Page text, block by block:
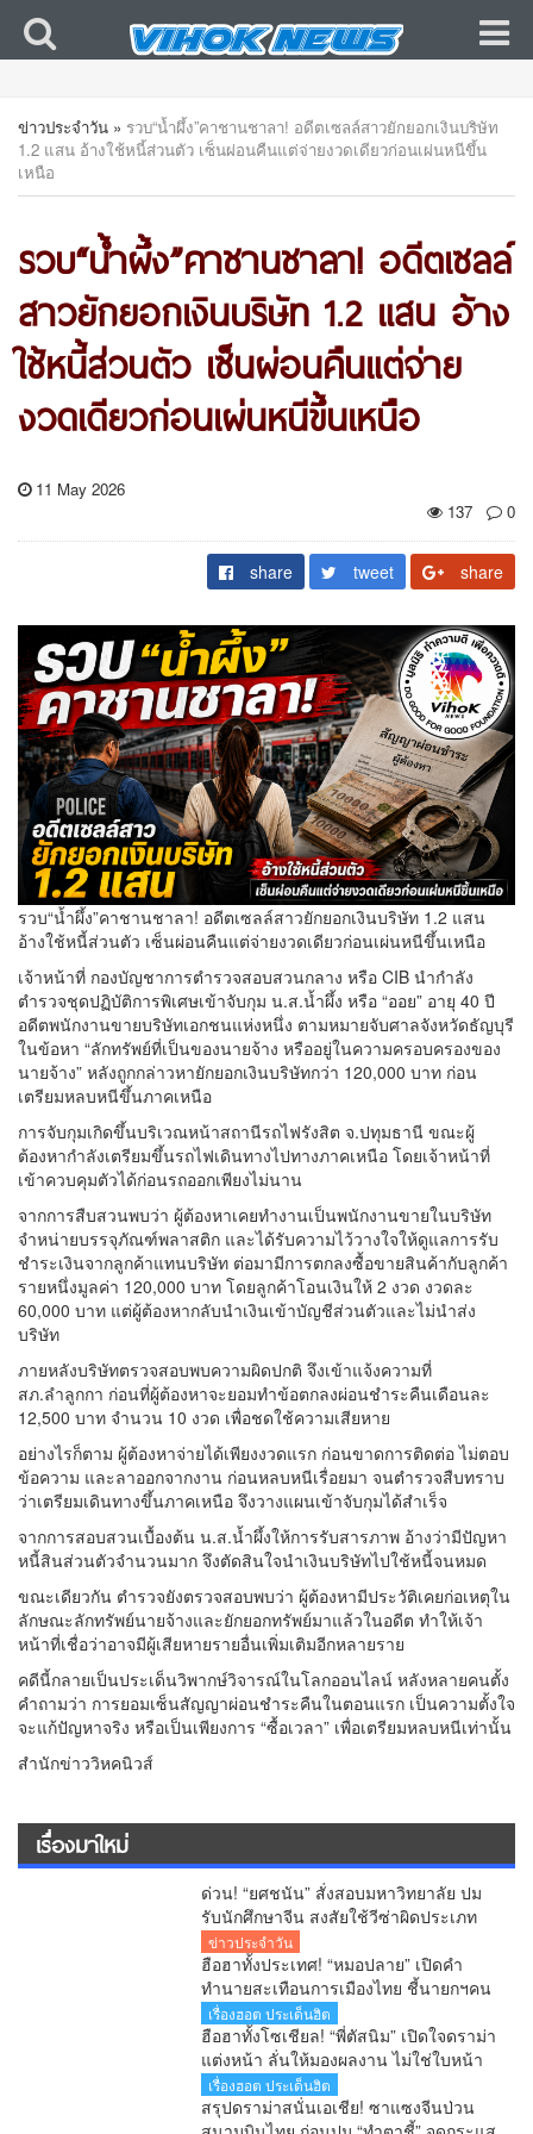
ข่าวประจำวัน » รวบ“น้ำผึ้ง”คาชานชาลา! อดีตเซลล์สาวยักยอกเงินบริษัท
1.2 แสน อ้างใช้หนี้ส่วนตัว เซ็นผ่อนคืนแต่จ่ายงวดเดียวก่อนเผ่นหนีขึ้น
เหนือ
รวบ“น้ำผึ้ง”คาชานชาลา! อดีตเซลล์
สาวยักยอกเงินบริษัท 1.2 แสน อ้าง
ใช้หนี้ส่วนตัว เซ็นผ่อนคืนแต่จ่าย
งวดเดียวก่อนเผ่นหนีขึ้นเหนือ
11 May 2026
137
0
share tweet share
รวบ“น้ำผึ้ง”คาชานชาลา! อดีตเซลล์สาวยักยอกเงินบริษัท 1.2 แสน
อ้างใช้หนี้ส่วนตัว เซ็นผ่อนคืนแต่จ่ายงวดเดียวก่อนเผ่นหนีขึ้นเหนือ
เจ้าหน้าที่ กองบัญชาการตำรวจสอบสวนกลาง หรือ CIB นำกำลัง
ตำรวจชุดปฏิบัติการพิเศษเข้าจับกุม น.ส.น้ำผึ้ง หรือ “ออย” อายุ 40 ปี
อดีตพนักงานขายบริษัทเอกชนแห่งหนึ่ง ตามหมายจับศาลจังหวัดธัญบุรี
ในข้อหา “ลักทรัพย์ที่เป็นของนายจ้าง หรืออยู่ในความครอบครองของ
นายจ้าง” หลังถูกกล่าวหายักยอกเงินบริษัทกว่า 120,000 บาท ก่อน
เตรียมหลบหนีขึ้นภาคเหนือ
การจับกุมเกิดขึ้นบริเวณหน้าสถานีรถไฟรังสิต จ.ปทุมธานี ขณะผู้
ต้องหากำลังเตรียมขึ้นรถไฟเดินทางไปทางภาคเหนือ โดยเจ้าหน้าที่
เข้าควบคุมตัวได้ก่อนรถออกเพียงไม่นาน
จากการสืบสวนพบว่า ผู้ต้องหาเคยทำงานเป็นพนักงานขายในบริษัท
จำหน่ายบรรจุภัณฑ์พลาสติก และได้รับความไว้วางใจให้ดูแลการรับ
ชำระเงินจากลูกค้าแทนบริษัท ต่อมามีการตกลงซื้อขายสินค้ากับลูกค้า
รายหนึ่งมูลค่า 120,000 บาท โดยลูกค้าโอนเงินให้ 2 งวด งวดละ
60,000 บาท แต่ผู้ต้องหากลับนำเงินเข้าบัญชีส่วนตัวและไม่นำส่ง
บริษัท
ภายหลังบริษัทตรวจสอบพบความผิดปกติ จึงเข้าแจ้งความที่
สภ.ลำลูกกา ก่อนที่ผู้ต้องหาจะยอมทำข้อตกลงผ่อนชำระคืนเดือนละ
12,500 บาท จำนวน 10 งวด เพื่อชดใช้ความเสียหาย
อย่างไรก็ตาม ผู้ต้องหาจ่ายได้เพียงงวดแรก ก่อนขาดการติดต่อ ไม่ตอบ
ข้อความ และลาออกจากงาน ก่อนหลบหนีเรื่อยมา จนตำรวจสืบทราบ
ว่าเตรียมเดินทางขึ้นภาคเหนือ จึงวางแผนเข้าจับกุมได้สำเร็จ
จากการสอบสวนเบื้องต้น น.ส.น้ำผึ้งให้การรับสารภาพ อ้างว่ามีปัญหา
หนี้สินส่วนตัวจำนวนมาก จึงตัดสินใจนำเงินบริษัทไปใช้หนี้จนหมด
ขณะเดียวกัน ตำรวจยังตรวจสอบพบว่า ผู้ต้องหามีประวัติเคยก่อเหตุใน
ลักษณะลักทรัพย์นายจ้างและยักยอกทรัพย์มาแล้วในอดีต ทำให้เจ้า
หน้าที่เชื่อว่าอาจมีผู้เสียหายรายอื่นเพิ่มเติมอีกหลายราย
คดีนี้กลายเป็นประเด็นวิพากษ์วิจารณ์ในโลกออนไลน์ หลังหลายคนตั้ง
คำถามว่า การยอมเซ็นสัญญาผ่อนชำระคืนในตอนแรก เป็นความตั้งใจ
จะแก้ปัญหาจริง หรือเป็นเพียงการ “ซื้อเวลา” เพื่อเตรียมหลบหนีเท่านั้น
สำนักข่าววิหคนิวส์
เรื่องมาใหม่
ด่วน! “ยศชนัน” สั่งสอบมหาวิทยาลัย ปม
รับนักศึกษาจีน สงสัยใช้วีซ่าผิดประเภท
ลั่นพบจะเอาผิด
ข่าวประจำวัน
ฮือฮาทั้งประเทศ! “หมอปลาย” เปิดคำ
ทำนายสะเทือนการเมืองไทย ชี้นายกฯคน
ใหม่ หนุ่มหน้าใหม่ พรรคใหม่ โปรไฟล์
แกร่ง แบ็กแน่น ท่านยมบอก
เรื่องฮอต ประเด็นฮิต
ฮือฮาทั้งโซเชียล! “พี่ตัสนิม” เปิดใจดราม่า
แต่งหน้า ลั่นให้มองผลงาน ไม่ใช่ใบหน้า
เตือนคอมเมนต์เกินเลยระวังผิดกฎหมาย
เรื่องฮอต ประเด็นฮิต
สรุปดราม่าสนั่นเอเชีย! ซาแซงจีนป่วน